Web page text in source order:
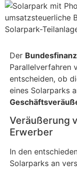
Der
Parallelverfahren
entscheiden, ob
eines Solarparks
Veräußerung
Erwerber
In den
Solarparks an